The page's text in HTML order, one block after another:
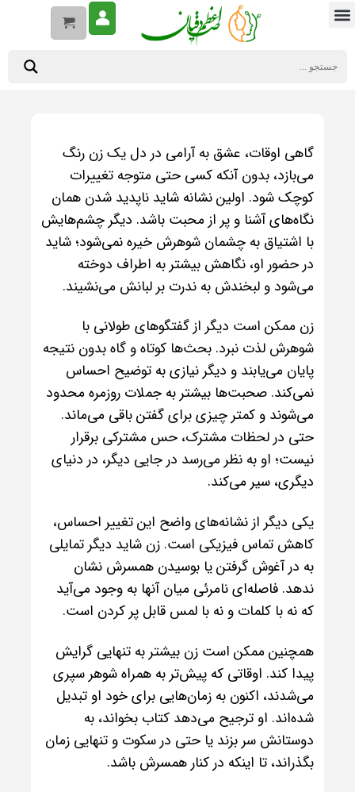
گاهی اوقات، عشق به آرامی در دل یک زن رنگ
می‌بازد، بدون آنکه کسی حتی متوجه تغییرات
کوچک شود. اولین نشانه شاید ناپدید شدن همان
نگاه‌های آشنا و پر از محبت باشد. دیگر چشم‌هایش
با اشتیاق به چشمان شوهرش خیره نمی‌شود؛ شاید
در حضور او، نگاهش بیشتر به اطراف دوخته
می‌شود و لبخندش به ندرت بر لبانش می‌نشیند.
زن ممکن است دیگر از گفتگوهای طولانی با
شوهرش لذت نبرد. بحث‌ها کوتاه و گاه بدون نتیجه
پایان می‌یابند و دیگر نیازی به توضیح احساس
نمی‌کند. صحبت‌ها بیشتر به جملات روزمره محدود
می‌شوند و کمتر چیزی برای گفتن باقی می‌ماند.
حتی در لحظات مشترک، حس مشترکی برقرار
نیست؛ او به نظر می‌رسد در جایی دیگر، در دنیای
دیگری، سیر می‌کند.
یکی دیگر از نشانه‌های واضح این تغییر احساس،
کاهش تماس فیزیکی است. زن شاید دیگر تمایلی
به در آغوش گرفتن یا بوسیدن همسرش نشان
ندهد. فاصله‌ای نامرئی میان آنها به وجود می‌آید
که نه با کلمات و نه با لمس قابل پر کردن است.
همچنین ممکن است زن بیشتر به تنهایی گرایش
پیدا کند. اوقاتی که پیش‌تر به همراه شوهر سپری
می‌شدند، اکنون به زمان‌هایی برای خود او تبدیل
شده‌اند. او ترجیح می‌دهد کتاب بخواند، به
دوستانش سر بزند یا حتی در سکوت و تنهایی زمان
بگذراند، تا اینکه در کنار همسرش باشد.